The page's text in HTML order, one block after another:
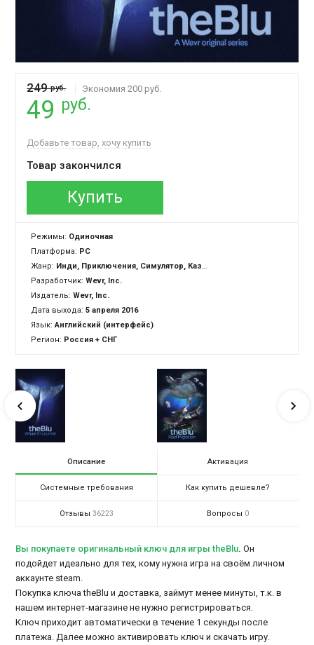
249руб. Экономия 200 руб.
49 руб.
Добавьте товар, хочу купить
Товар закончился
Купить
Режимы: Одиночная
Платформа: PC
Жанр: Инди, Приключения, Симулятор, Казуальная
Разработчик:Wevr, Inc.
Издатель:Wevr, Inc.
Дата выхода: 5 апреля 2016
Язык:Английский (интерфейс)
Регион: Россия + СНГ
Описание Активация
Системные требования Как купить дешевле?
Отзывы 36223 Вопросы 0
Вы покупаете оригинальный ключ для игры theBlu. Он
подойдет идеально для тех, кому нужна игра на своём личном
аккаунте steam.
Покупка ключа theBlu и доставка, займут менее минуты, т.к. в
нашем интернет-магазине не нужно регистрироваться.
Ключ приходит автоматически в течение 1 секунды после
платежа. Далее можно активировать ключ и скачать игру.